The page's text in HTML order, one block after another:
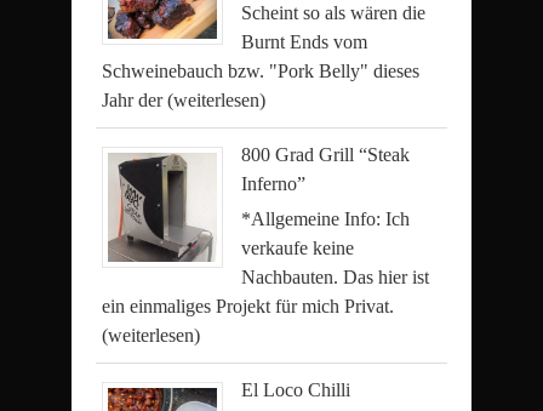
Scheint so als wären die
Burnt Ends vom
Schweinebauch bzw. "Pork Belly" dieses
Jahr der(weiterlesen)
800 Grad Grill “Steak
Inferno”
*Allgemeine Info: Ich
verkaufe keine
Nachbauten. Das hier ist
ein einmaliges Projekt für mich Privat.
(weiterlesen)
El Loco Chilli